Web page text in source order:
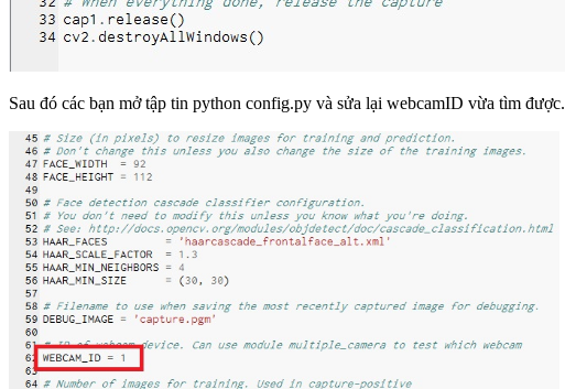
Sau đó các bạn mở tập tin python config.py và sửa lại webcamID vừa tìm được.